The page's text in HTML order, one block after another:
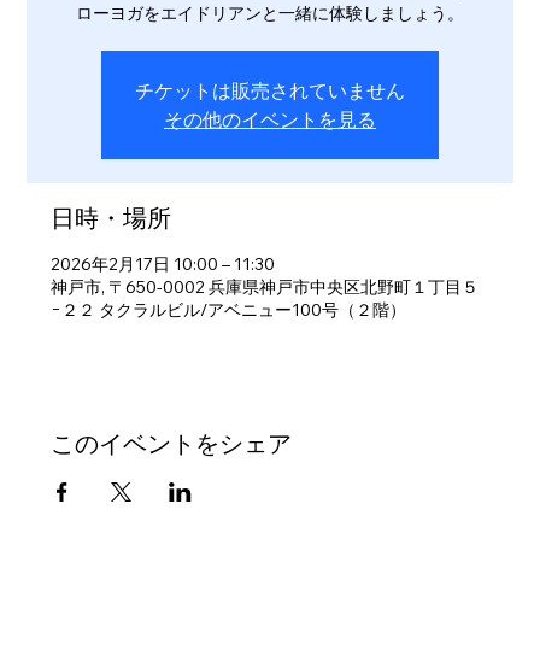
ローヨガをエイドリアンと一緒に体験しましょう。
チケットは販売されていません
その他のイベントを見る
日時・場所
2026年2月17日 10:00 – 11:30
神戸市, 〒650-0002 兵庫県神戸市中央区北野町１丁目５
−２２ タクラルビル/アベニュー100号（２階）
このイベントをシェア